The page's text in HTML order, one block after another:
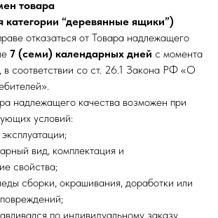
товара
категории “деревянные ящики”)
отказаться от Товара надлежащего
7 (семи) календарных дней с момента
в соответствии со ст. 26.1 Закона РФ «О
надлежащего качества возможен при
условий:
вид, комплектация и
свойства;
сборки, окрашивания, доработки или
по индивидуальному заказу